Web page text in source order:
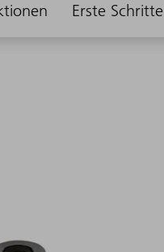
Erste Schritte